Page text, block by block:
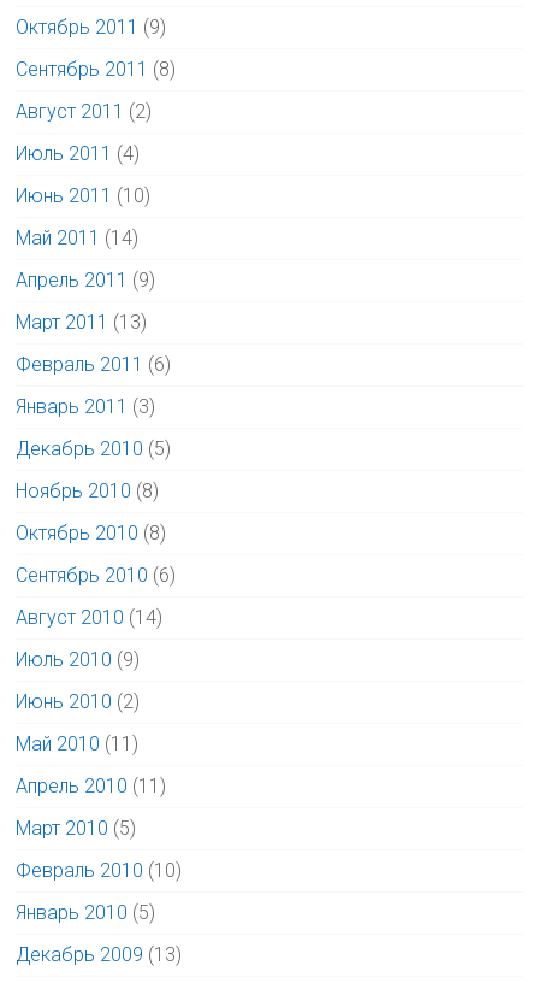
Октябрь 2011 (9)
Сентябрь 2011 (8)
Август 2011 (2)
Июль 2011 (4)
Июнь 2011 (10)
Май 2011 (14)
Апрель 2011 (9)
Март 2011 (13)
Февраль 2011 (6)
Январь 2011 (3)
Декабрь 2010 (5)
Ноябрь 2010 (8)
Октябрь 2010 (8)
Сентябрь 2010 (6)
Август 2010 (14)
Июль 2010 (9)
Июнь 2010 (2)
Май 2010 (11)
Апрель 2010 (11)
Март 2010 (5)
Февраль 2010 (10)
Январь 2010 (5)
Декабрь 2009 (13)